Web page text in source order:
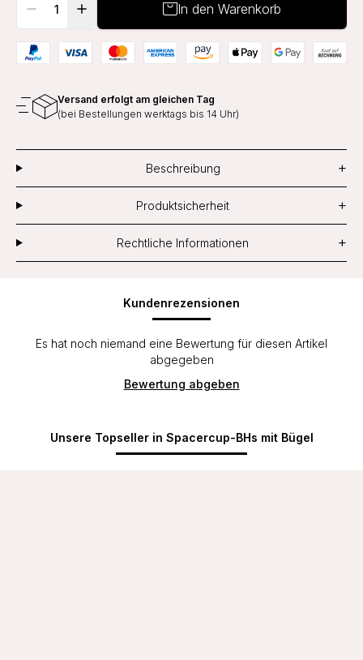
In den Warenkorb
Versand erfolgt am gleichen Tag
(bei Bestellungen werktags bis 14 Uhr)
Beschreibung +
Produktsicherheit +
Rechtliche Informationen +
Kundenrezensionen
Es hat noch niemand eine Bewertung für diesen Artikel
abgegeben
Bewertung abgeben
Unsere Topseller in Spacercup-BHs mit Bügel